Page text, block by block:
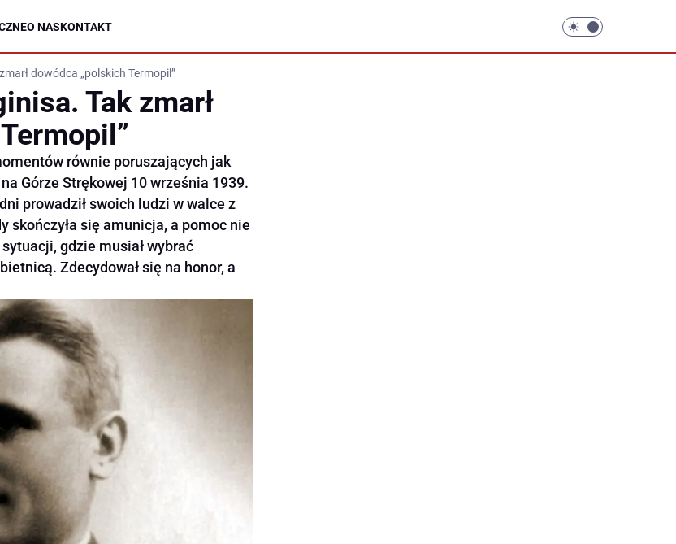
O NASKONTAKT
dowódca „polskich Termopil”
Tak zmarł
równie poruszających jak
Górze Strękowej 10 września 1939.
prowadził swoich ludzi w walce z
się amunicja, a pomoc nie
gdzie musiał wybrać
Zdecydował się na honor, a